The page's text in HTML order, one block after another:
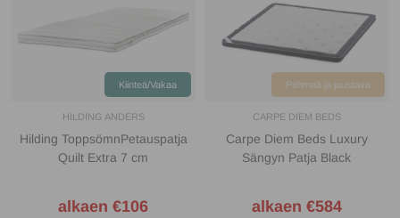
Kiinteä/Vakaa
HILDING ANDERS
Hilding ToppsömnPetauspatja
Quilt Extra 7 cm
alkaen €106
Pehmeä ja joustava
CARPE DIEM BEDS
Carpe Diem Beds Luxury
Sängyn Patja Black
alkaen €584